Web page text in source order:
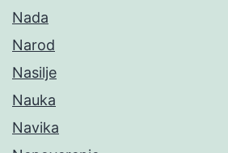
Nada
Narod
Nasilje
Nauka
Navika